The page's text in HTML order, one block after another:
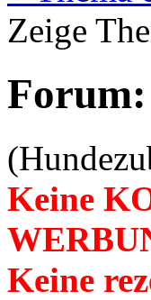
Zeige
Forum:
Keine
Keine